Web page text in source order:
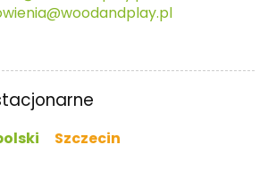
Szczecin